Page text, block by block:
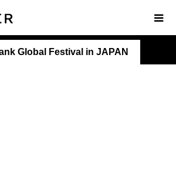
Global Festival in JAPAN